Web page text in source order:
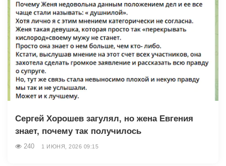
Сергей Хорошев загулял, но жена Евгения
знает, почему так получилось
240 1 ИЮНЯ, 2026 09:15